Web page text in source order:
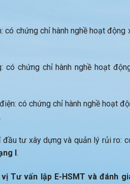
có chứng chỉ hành nghề hoạt
có chứng chỉ hành nghề hoạt
có chứng chỉ hành nghề hoạt
.
tư xây dựng và quản lý rủi ro:
I .
Tư vấn lập E-HSMT và đánh